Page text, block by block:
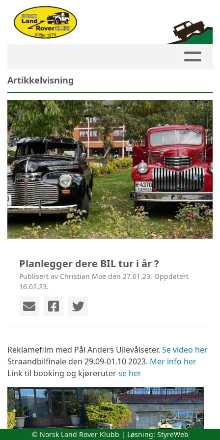
Artikkelvisning
Planlegger dere BIL tur i år ?
Publisert av Christian Moe den 27.01.23. Oppdatert
16.02.23.
Reklamefilm med Pål Anders Ullevålseter. Se video her
Straandbilfinale den 29.09-01.10 2023. Mer info her
Link til booking og kjøreruterse her
© Norsk Land Rover Klubb | Løsning: StyreWeb